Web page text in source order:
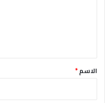
*الاسم*